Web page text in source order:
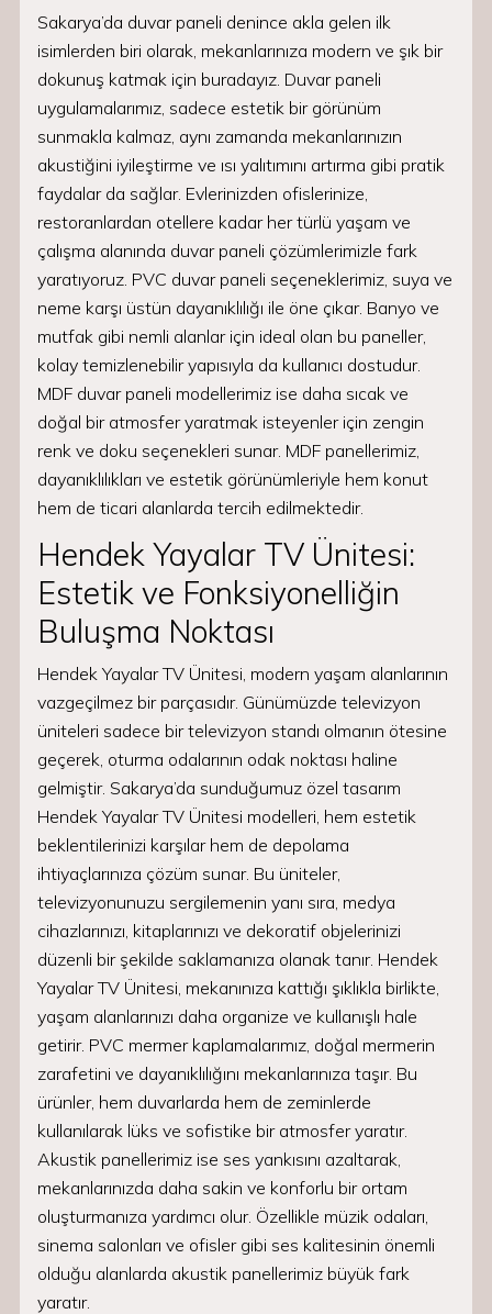
Sakarya’da duvar paneli denince akla gelen ilk
isimlerden biri olarak, mekanlarınıza modern ve şık bir
dokunuş katmak için buradayız. Duvar paneli
uygulamalarımız, sadece estetik bir görünüm
sunmakla kalmaz, aynı zamanda mekanlarınızın
akustiğini iyileştirme ve ısı yalıtımını artırma gibi pratik
faydalar da sağlar. Evlerinizden ofislerinize,
restoranlardan otellere kadar her türlü yaşam ve
çalışma alanında duvar paneli çözümlerimizle fark
yaratıyoruz. PVC duvar paneli seçeneklerimiz, suya ve
neme karşı üstün dayanıklılığı ile öne çıkar. Banyo ve
mutfak gibi nemli alanlar için ideal olan bu paneller,
kolay temizlenebilir yapısıyla da kullanıcı dostudur.
MDF duvar paneli modellerimiz ise daha sıcak ve
doğal bir atmosfer yaratmak isteyenler için zengin
renk ve doku seçenekleri sunar. MDF panellerimiz,
dayanıklılıkları ve estetik görünümleriyle hem konut
hem de ticari alanlarda tercih edilmektedir.
Hendek Yayalar TV Ünitesi:
Estetik ve Fonksiyonelliğin
Buluşma Noktası
Hendek Yayalar TV Ünitesi, modern yaşam alanlarının
vazgeçilmez bir parçasıdır. Günümüzde televizyon
üniteleri sadece bir televizyon standı olmanın ötesine
geçerek, oturma odalarının odak noktası haline
gelmiştir. Sakarya’da sunduğumuz özel tasarım
Hendek Yayalar TV Ünitesi modelleri, hem estetik
beklentilerinizi karşılar hem de depolama
ihtiyaçlarınıza çözüm sunar. Bu üniteler,
televizyonunuzu sergilemenin yanı sıra, medya
cihazlarınızı, kitaplarınızı ve dekoratif objelerinizi
düzenli bir şekilde saklamanıza olanak tanır. Hendek
Yayalar TV Ünitesi, mekanınıza kattığı şıklıkla birlikte,
yaşam alanlarınızı daha organize ve kullanışlı hale
getirir. PVC mermer kaplamalarımız, doğal mermerin
zarafetini ve dayanıklılığını mekanlarınıza taşır. Bu
ürünler, hem duvarlarda hem de zeminlerde
kullanılarak lüks ve sofistike bir atmosfer yaratır.
Akustik panellerimiz ise ses yankısını azaltarak,
mekanlarınızda daha sakin ve konforlu bir ortam
oluşturmanıza yardımcı olur. Özellikle müzik odaları,
sinema salonları ve ofisler gibi ses kalitesinin önemli
olduğu alanlarda akustik panellerimiz büyük fark
yaratır.